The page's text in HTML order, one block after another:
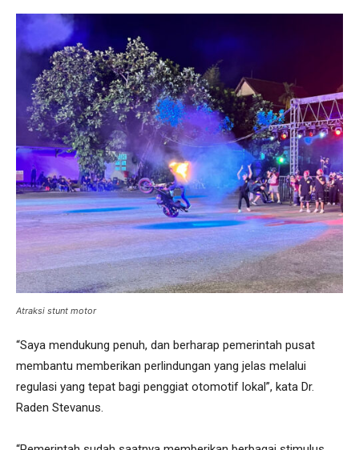
Atraksi stunt motor
“Saya mendukung penuh, dan berharap pemerintah pusat
membantu memberikan perlindungan yang jelas melalui
regulasi yang tepat bagi penggiat otomotif lokal”, kata Dr.
Raden Stevanus.